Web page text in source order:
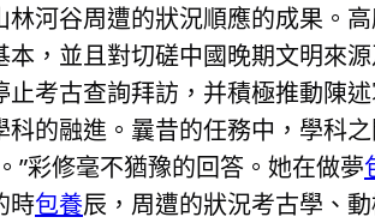
河谷周遭的狀況順應的成果。
，並且對切磋中國晚期文明來
考古查詢拜訪，并積極推動陳述
的融進。曩昔的任務中，學科
”彩修毫不猶豫的回答。她在做夢
時包養辰，周遭的狀況考古學、